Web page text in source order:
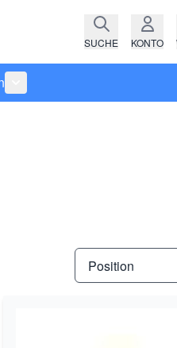
SUCHE KONTO
anzeigenFassungen anzeigen
Untermenü für Kategorie